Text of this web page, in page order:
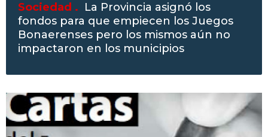
Sociedad . La Provincia asignó los
fondos para que empiecen los Juegos
Bonaerenses pero los mismos aún no
impactaron en los municipios